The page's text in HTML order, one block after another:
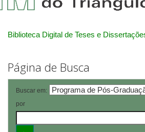
Biblioteca Digital de Teses e
Página de Busca
Buscar em:
por